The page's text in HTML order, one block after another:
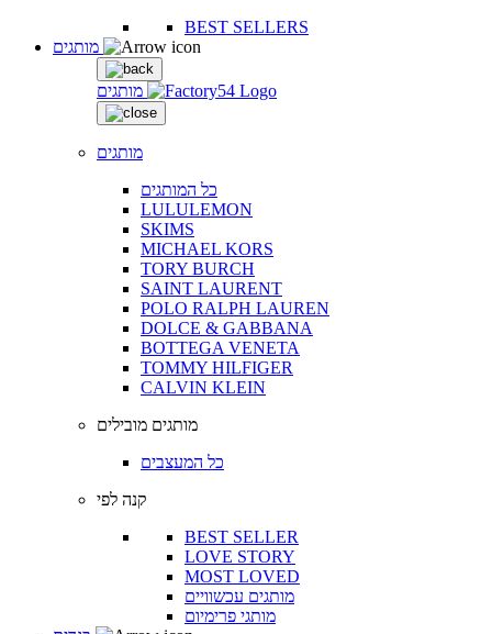
BEST SELLERS
מותגים
מותגים
כל המותגים
LULULEMON
SKIMS
MICHAEL KORS
TORY BURCH
SAINT LAURENT
POLO RALPH LAUREN
DOLCE & GABBANA
BOTTEGA VENETA
TOMMY HILFIGER
CALVIN KLEIN
מותגים מובילים
כל המעצבים
קנה לפי
BEST SELLER
LOVE STORY
MOST LOVED
מותגים עכשוויים
מותגי פרימיום